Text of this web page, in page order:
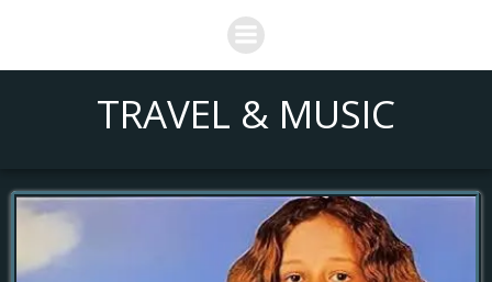
Saltar
al
contenido
TRAVEL & MUSIC